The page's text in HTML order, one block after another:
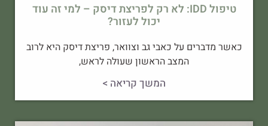
טיפול IDD: לא רק לפריצת דיסק – למי זה עוד
יכול לעזור?
כאשר מדברים על כאבי גב וצוואר, פריצת דיסק היא לרוב
המצב הראשון שעולה לראש,
המשך קריאה >